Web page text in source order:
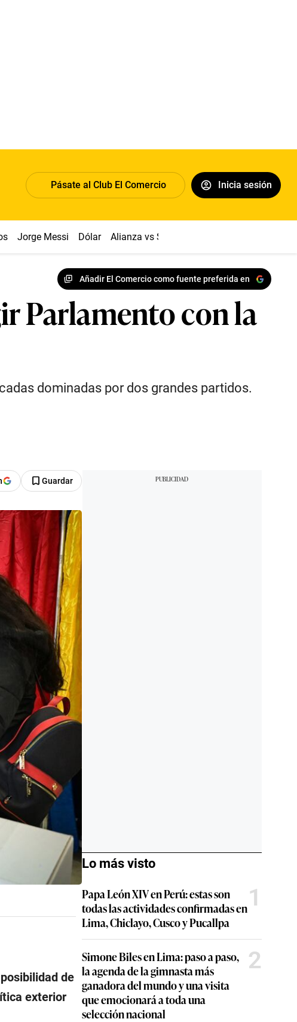
Pásate al Club El Comercio Inicia sesión
Jorge Messi Dólar Alianza vs Sport Boys
Añadir El Comercio como fuente preferida en
Parlamento con la
dominadas por dos grandes partidos.
Guardar
de
exterior
Lo más visto
Papa León XIV en Perú: estas son
todas las actividades confirmadas en
Lima, Chiclayo, Cusco y Pucallpa
1
Simone Biles en Lima: paso a paso,
la agenda de la gimnasta más
ganadora del mundo y una visita
que emocionará a toda una
selección nacional
2